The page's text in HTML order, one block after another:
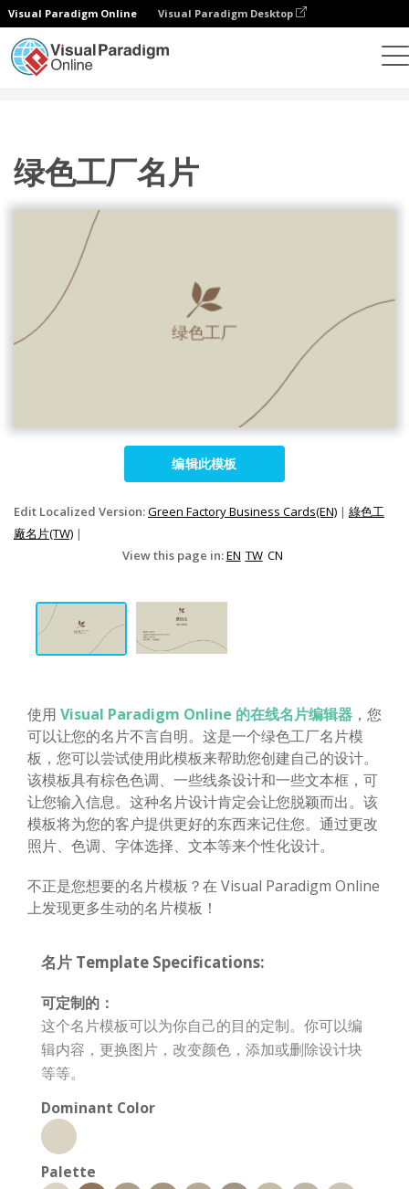
Visual Paradigm Online Visual Paradigm Desktop
绿色工厂名片
编辑此模板
Edit Localized Version:Green Factory Business Cards(EN) | 綠色工
廠名片(TW) |
View this page in:EN TW CN
使用 Visual Paradigm Online 的在线名片编辑器 ，您
可以让您的名片不言自明。这是一个绿色工厂名片模
板，您可以尝试使用此模板来帮助您创建自己的设计。
该模板具有棕色色调、一些线条设计和一些文本框，可
让您输入信息。这种名片设计肯定会让您脱颖而出。该
模板将为您的客户提供更好的东西来记住您。通过更改
照片、色调、字体选择、文本等来个性化设计。
不正是您想要的名片模板？在 Visual Paradigm Online
上发现更多生动的名片模板！
名片 Template Specifications:
可定制的：
这个名片模板可以为你自己的目的定制。你可以编
辑内容，更换图片，改变颜色，添加或删除设计块
等等。
Dominant Color
Palette